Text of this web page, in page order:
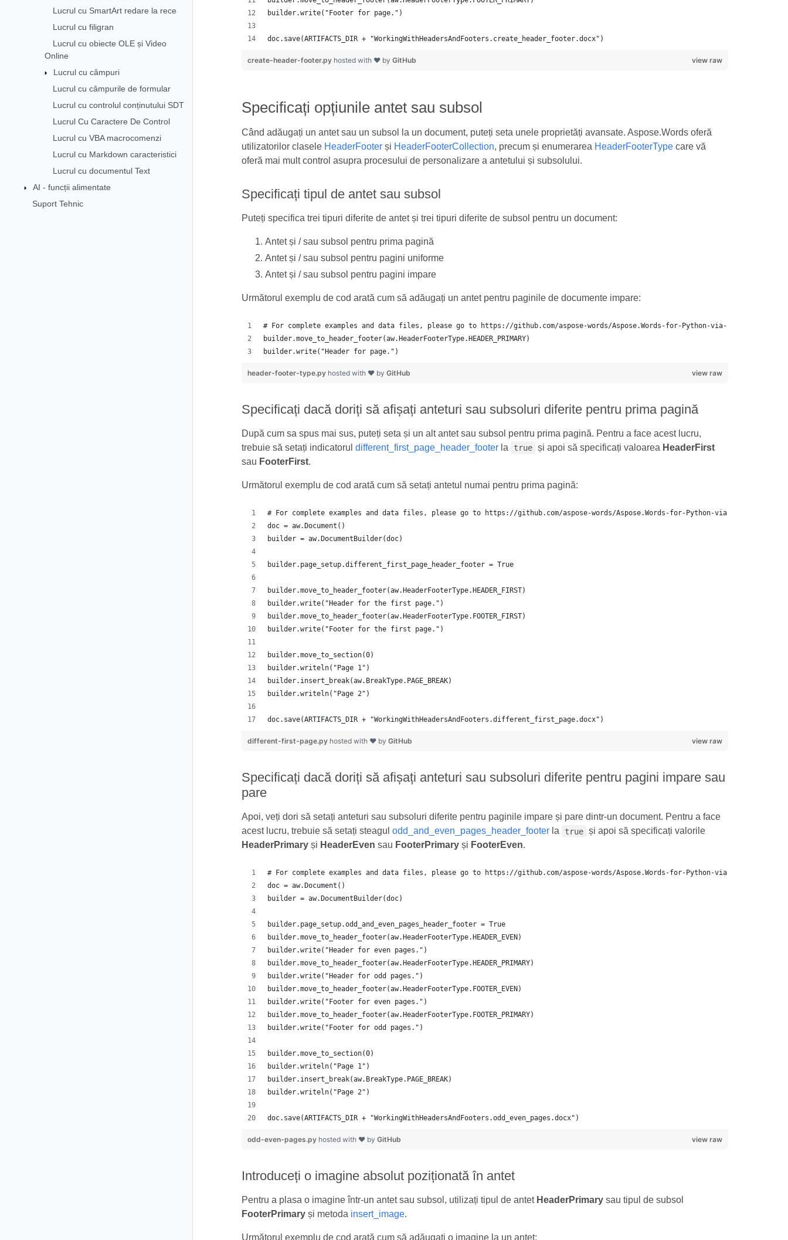
Lucrul cu SmartArt redare la rece
Lucrul cu filigran
Lucrul cu obiecte OLE și Video
Online
Lucrul cu câmpuri
Lucrul cu câmpurile de formular
Lucrul cu controlul conținutului SDT
Lucrul Cu Caractere De Control
Lucrul cu VBA macrocomenzi
Lucrul cu Markdown caracteristici
Lucrul cu documentul Text
AI - funcții alimentate
Suport Tehnic
doc.save(ARTIFACTS_DIR + "WorkingWithHeadersAndFooters.create_header_footer.docx")
view raw
create-header-footer.py hosted with ❤ by GitHub
Specificați opțiunile antet sau subsol
Când adăugați un antet sau un subsol la un document, puteți seta unele proprietăți avansate. Aspose.Words oferă
utilizatorilor clasele HeaderFooterși HeaderFooterCollection, precum și enumerarea HeaderFooterTypecare vă
oferă mai mult control asupra procesului de personalizare a antetului și subsolului.
Specificați tipul de antet sau subsol
Puteți specifica trei tipuri diferite de antet și trei tipuri diferite de subsol pentru un document:
Antet și / sau subsol pentru prima pagină
Antet și / sau subsol pentru pagini uniforme
Antet și / sau subsol pentru pagini impare
Următorul exemplu de cod arată cum să adăugați un antet pentru paginile de documente impare:
builder.write("Header for page.")
view raw
header-footer-type.py hosted with ❤ by GitHub
Specificați dacă doriți să afișați anteturi sau subsoluri diferite pentru prima pagină
După cum sa spus mai sus, puteți seta și un alt antet sau subsol pentru prima pagină. Pentru a face acest lucru,
trebuie să setați indicatorul different_first_page_header_footerla true și apoi să specificați valoarea HeaderFirst
sau FooterFirst.
Următorul exemplu de cod arată cum să setați antetul numai pentru prima pagină:
builder.page_setup.different_first_page_header_footer = True
doc.save(ARTIFACTS_DIR + "WorkingWithHeadersAndFooters.different_first_page.docx")
view raw
different-first-page.py hosted with ❤ by GitHub
Specificați dacă doriți să afișați anteturi sau subsoluri diferite pentru pagini impare sau
pare
Apoi, veți dori să setați anteturi sau subsoluri diferite pentru paginile impare și pare dintr-un document. Pentru a face
acest lucru, trebuie să setați steagul odd_and_even_pages_header_footerla true și apoi să specificați valorile
HeaderPrimaryși HeaderEven sau FooterPrimaryși FooterEven.
builder.page_setup.odd_and_even_pages_header_footer = True
doc.save(ARTIFACTS_DIR + "WorkingWithHeadersAndFooters.odd_even_pages.docx")
view raw
odd-even-pages.py hosted with ❤ by GitHub
Introduceți o imagine absolut poziționată în antet
Pentru a plasa o imagine într-un antet sau subsol, utilizați tipul de antet HeaderPrimarysau tipul de subsol
FooterPrimaryși metoda insert_image.
Următorul exemplu de cod arată cum să adăugați o imagine la un antet: